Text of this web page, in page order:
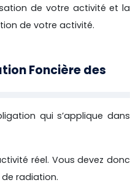
de votre activité et la
de votre activité.
Foncière des
qui s’applique dans
réel. Vous devez donc
radiation.